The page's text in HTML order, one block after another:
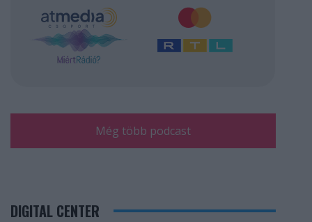
Még több podcast
DIGITAL CENTER